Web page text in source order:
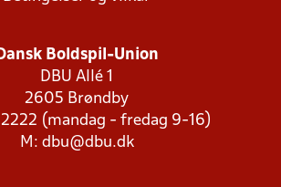
Dansk Boldspil-Union
DBU Allé 1
2605 Brøndby
2222 (mandag - fredag 9-16)
M: dbu@dbu.dk